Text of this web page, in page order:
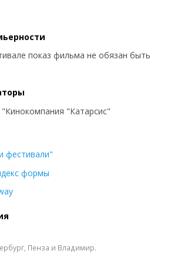
показ фильма не обязан быть
"Катарсис"
фестивали"
формы
Пенза и Владимир.